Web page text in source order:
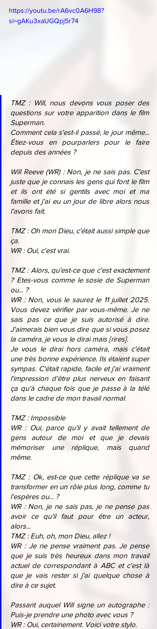
https://youtu.be/rA6vc0A6H98?
si=gAKu3xaUGQpj5r74
TMZ : Will, nous devons vous poser des
questions sur votre apparition dans le film
Superman.
Comment cela s'est-il passé, le jour même...
Étiez-vous en pourparlers pour le faire
depuis des années ?
Will Reeve (WR) : Non, je ne sais pas. C'est
juste que je connais les gens qui font le film
et ils ont été si gentils avec moi et ma
famille et j'ai eu un jour de libre alors nous
l'avons fait.
TMZ : Oh mon Dieu, c'était aussi simple que
ça.
WR : Oui, c'est vrai.
TMZ : Alors, qu'est-ce que c'est exactement
? Etes-vous comme le sosie de Superman
ou... ?
WR : Non, vous le saurez le 11 juillet 2025.
Vous devez vérifier par vous-même. Je ne
sais pas ce que je suis autorisé à dire.
J'aimerais bien vous dire que si vous posez
la caméra, je vous le dirai mais [rires].
Je vous le dirai hors caméra, mais c'était
une très bonne expérience. Ils étaient super
sympas. C'était rapide, facile et j'ai vraiment
l'impression d'être plus nerveux en faisant
ça qu'à chaque fois que je passe à la télé
dans le cadre de mon travail normal.
TMZ : Impossible
WR : Oui, parce qu'il y avait tellement de
gens autour de moi et que je devais
mémoriser une réplique, mais quand
même.
TMZ : Ok, est-ce que cette réplique va se
transformer en un rôle plus long, comme tu
l'espères ou... ?
WR : Non, je ne sais pas, je ne pense pas
avoir ce qu'il faut pour être un acteur,
alors...
TMZ : Euh, oh, mon Dieu, allez !
WR : Je ne pense vraiment pas. Je pense
que je suis très heureux dans mon travail
actuel de correspondant à ABC et c'est là
que je vais rester si j'ai quelque chose à
dire à ce sujet.
Passant auquel Will signe un autographe :
Puis-je prendre une photo avec vous ?
WR : Oui, certainement. Voici votre stylo.